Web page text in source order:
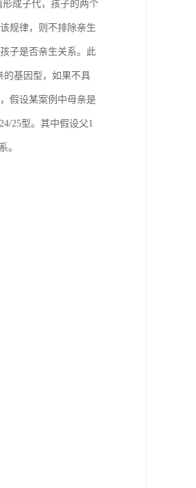
成子代，孩子的两个
规律，则不排除亲生
子是否亲生关系。此
的基因型，如果不具
假设某案例中母亲是
25型。其中假设父1
。